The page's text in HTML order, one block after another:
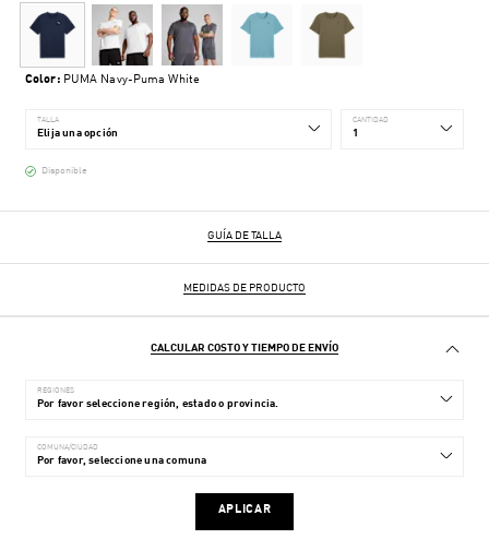
Color: PUMA Navy-Puma White
TALLA CANTIDAD
Disponible
GUÍA DE TALLA
MEDIDAS DE PRODUCTO
CALCULAR COSTO Y TIEMPO DE ENVÍO
REGIONES
COMUNA/CIUDAD
APLICAR